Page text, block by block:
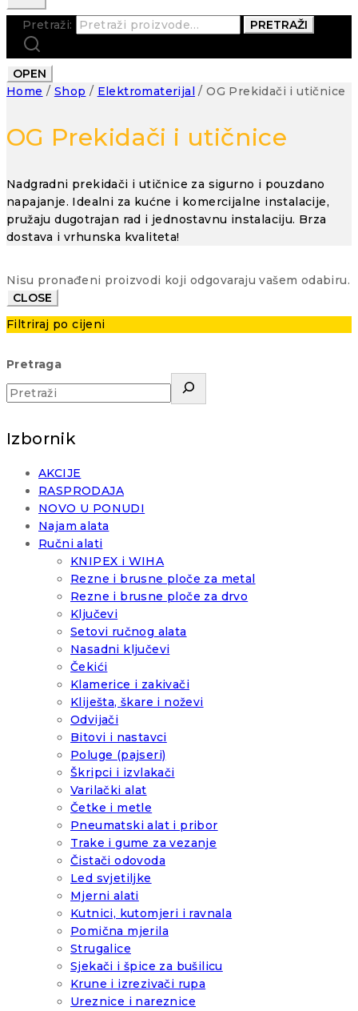
Pretraži: PRETRAŽI
OPEN
Home / Shop / Elektromaterijal / OG Prekidači i utičnice
OG Prekidači i utičnice
Nadgradni prekidači i utičnice za sigurno i pouzdano
napajanje. Idealni za kućne i komercijalne instalacije,
pružaju dugotrajan rad i jednostavnu instalaciju. Brza
dostava i vrhunska kvaliteta!
Nisu pronađeni proizvodi koji odgovaraju vašem odabiru.
CLOSE
Filtriraj po cijeni
Pretraga
Izbornik
AKCIJE
RASPRODAJA
NOVO U PONUDI
Najam alata
Ručni alati
KNIPEX i WIHA
Rezne i brusne ploče za metal
Rezne i brusne ploče za drvo
Ključevi
Setovi ručnog alata
Nasadni ključevi
Čekići
Klamerice i zakivači
Kliješta, škare i noževi
Odvijači
Bitovi i nastavci
Poluge (pajseri)
Škripci i izvlakači
Varilački alat
Četke i metle
Pneumatski alat i pribor
Trake i gume za vezanje
Čistači odovoda
Led svjetiljke
Mjerni alati
Kutnici, kutomjeri i ravnala
Pomična mjerila
Strugalice
Sjekači i špice za bušilicu
Krune i izrezivači rupa
Ureznice i nareznice